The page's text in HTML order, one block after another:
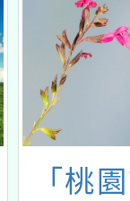
「桃